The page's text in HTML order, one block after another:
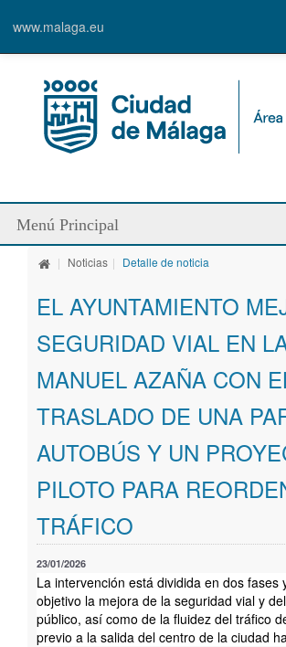
www.malaga.eu
Menú Principal
Quienes somos
Servicios
Modos de desplazamiento
Líneas de trabajo
| Noticias | Detalle de noticia
EL AYUNTAMIENTO
SEGURIDAD VIAL EN
MANUEL AZAÑA CON
TRASLADO DE UNA
AUTOBÚS Y UN
PILOTO PARA
TRÁFICO
23/01/2026
La intervención está dividida en dos fases
objetivo la mejora de la seguridad vial y
público, así como de la fluidez del tráfico
previo a la salida del centro de la ciudad